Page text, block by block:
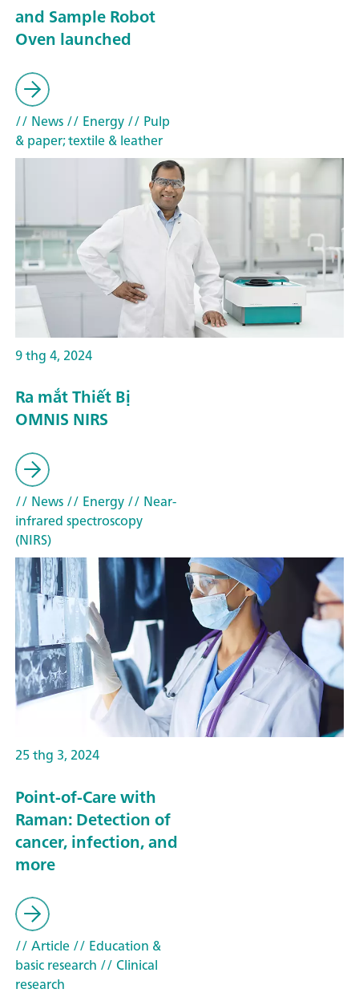
and Sample Robot
Oven launched
// News// Energy// Pulp
& paper; textile & leather
9 thg 4, 2024
Ra mắt Thiết Bị
OMNIS NIRS
// News// Energy// Near-
infrared spectroscopy
(NIRS)
25 thg 3, 2024
Point-of-Care with
Raman: Detection of
cancer, infection, and
more
// Article// Education &
basic research // Clinical
research